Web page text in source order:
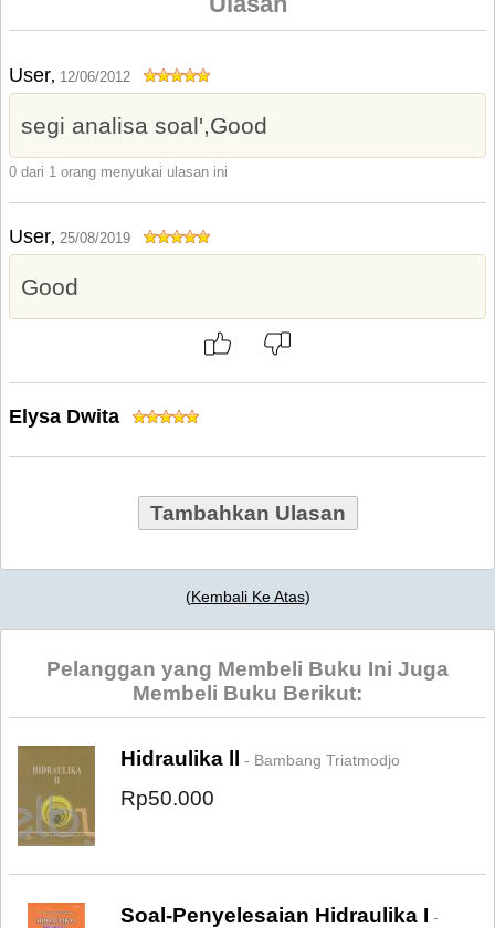
User, 12/06/2012
segi analisa soal',Good
0 dari 1 orang menyukai ulasan ini
User, 25/08/2019
Good
Elysa Dwita
Tambahkan Ulasan
(Kembali Ke Atas)
Pelanggan yang Membeli Buku Ini Juga
Membeli Buku Berikut:
Hidraulika ll - Bambang Triatmodjo
Rp50.000
Soal-Penyelesaian Hidraulika I -